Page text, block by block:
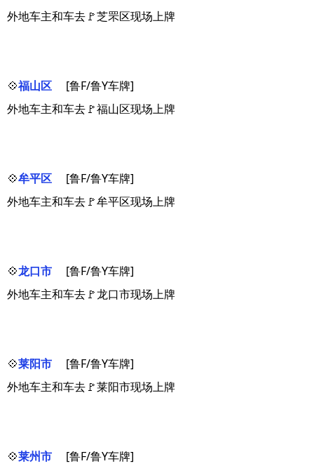
外地车主和车去🚩芝罘区现场上牌
💠福山区
[鲁F/鲁Y车牌]
外地车主和车去🚩福山区现场上牌
💠牟平区
[鲁F/鲁Y车牌]
外地车主和车去🚩牟平区现场上牌
💠龙口市
[鲁F/鲁Y车牌]
外地车主和车去🚩龙口市现场上牌
💠莱阳市
[鲁F/鲁Y车牌]
外地车主和车去🚩莱阳市现场上牌
💠莱州市
[鲁F/鲁Y车牌]